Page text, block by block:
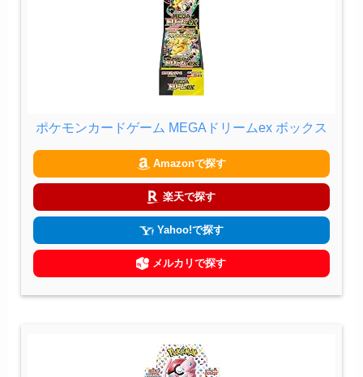
ポケモンカードゲーム MEGAドリームex ボックス
Amazonで探す
楽天で探す
Yahoo!で探す
メルカリで探す